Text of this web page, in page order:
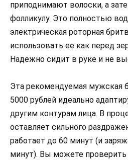
приподнимают волоски, а
фолликулу. Это полностью
электрическая роторная
использовать ее как перед
Надежно сидит в руке и не
Эта рекомендуемая мужская
5000 рублей идеально
другим контурам лица. В
оставляет сильного
работает до 60 минут (и
минут). Вы можете проверить